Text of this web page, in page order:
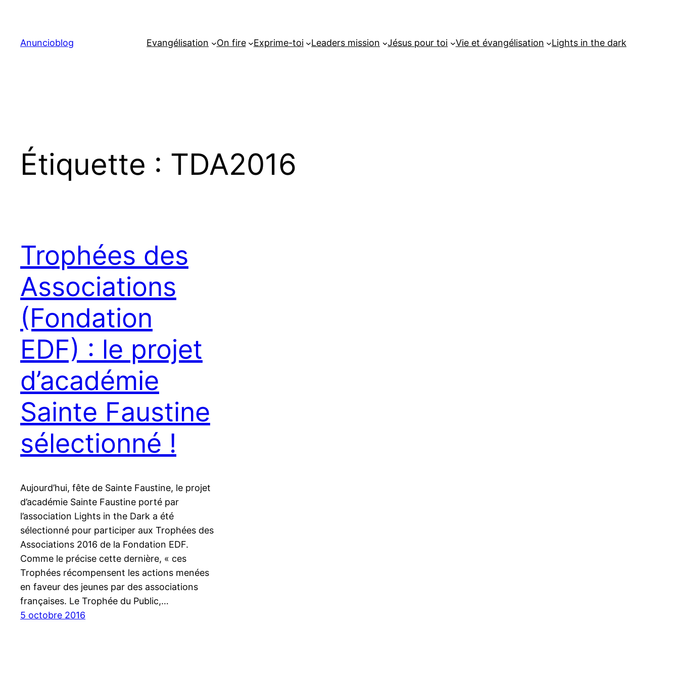
contenu
Anuncioblog Evangélisation On fire Exprime-toi Leaders mission Jésus pour toi Vie et évangélisation Lights in the dark
Étiquette : TDA2016
Trophées des
Associations
(Fondation
EDF) : le projet
d’académie
Sainte Faustine
sélectionné !
Aujourd’hui, fête de Sainte Faustine, le projet
d’académie Sainte Faustine porté par
l’association Lights in the Dark a été
sélectionné pour participer aux Trophées des
Associations 2016 de la Fondation EDF.
Comme le précise cette dernière, « ces
Trophées récompensent les actions menées
en faveur des jeunes par des associations
françaises. Le Trophée du Public,…
5 octobre 2016